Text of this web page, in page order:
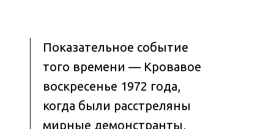
Показательное событие
того времени — Кровавое
воскресенье 1972 года,
когда были расстреляны
мирные демонстранты,